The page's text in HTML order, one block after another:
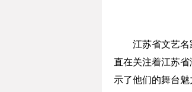
江苏省文艺名家
直在关注着江苏
示了他们的舞台